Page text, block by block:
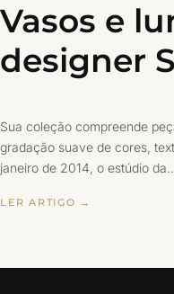
Vasos e
designer
Sua coleção compreende
gradação suave de cores,
janeiro de 2014, o estúdio
LER ARTIGO →